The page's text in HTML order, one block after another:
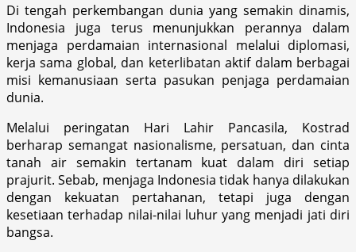
Di tengah perkembangan dunia yang semakin dinamis,
Indonesia juga terus menunjukkan perannya dalam
menjaga perdamaian internasional melalui diplomasi,
kerja sama global, dan keterlibatan aktif dalam berbagai
misi kemanusiaan serta pasukan penjaga perdamaian
dunia.
Melalui peringatan Hari Lahir Pancasila, Kostrad
berharap semangat nasionalisme, persatuan, dan cinta
tanah air semakin tertanam kuat dalam diri setiap
prajurit. Sebab, menjaga Indonesia tidak hanya dilakukan
dengan kekuatan pertahanan, tetapi juga dengan
kesetiaan terhadap nilai-nilai luhur yang menjadi jati diri
bangsa.